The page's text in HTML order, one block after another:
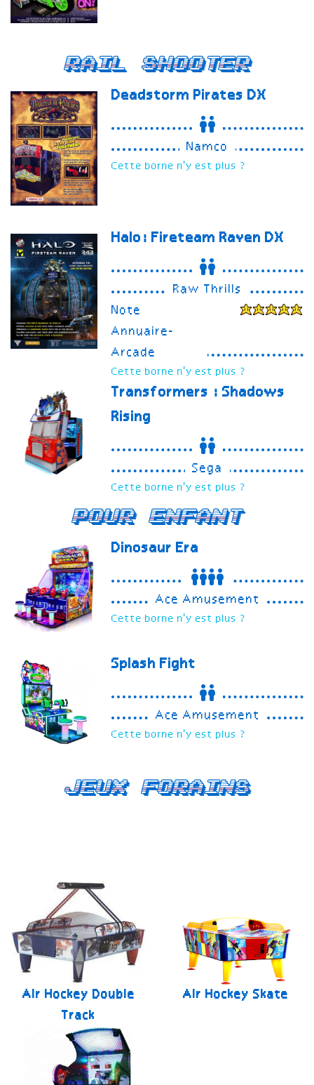
Rail Shooter
Deadstorm PiratesDX
Namco
Cette borne n'y est plus ?
Halo: Fireteam RavenDX
Raw Thrills
Note
Annuaire-
Arcade
Cette borne n'y est plus ?
Transformers : Shadows
Rising
Sega
Cette borne n'y est plus ?
Pour enfant
Dinosaur Era
Ace Amusement
Cette borne n'y est plus ?
Splash Fight
Ace Amusement
Cette borne n'y est plus ?
Jeux forains
Air Hockey Double
Track
Air Hockey Skate